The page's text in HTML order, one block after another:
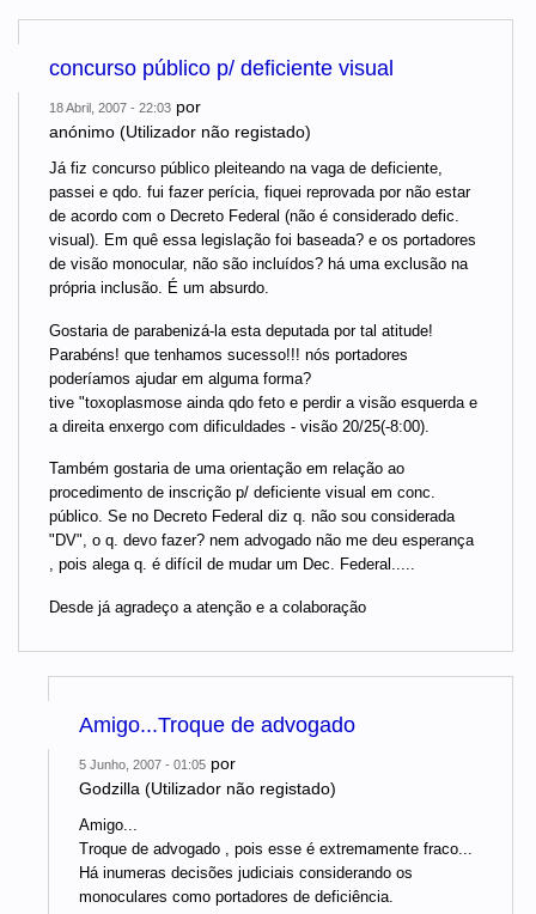
concurso público p/ deficiente visual
18 Abril, 2007 - 22:03 por
anónimo (Utilizador não registado)
Já fiz concurso público pleiteando na vaga de deficiente,
passei e qdo. fui fazer perícia, fiquei reprovada por não estar
de acordo com o Decreto Federal (não é considerado defic.
visual). Em quê essa legislação foi baseada? e os portadores
de visão monocular, não são incluídos? há uma exclusão na
própria inclusão. É um absurdo.
Gostaria de parabenizá-la esta deputada por tal atitude!
Parabéns! que tenhamos sucesso!!! nós portadores
poderíamos ajudar em alguma forma?
tive "toxoplasmose ainda qdo feto e perdir a visão esquerda e
a direita enxergo com dificuldades - visão 20/25(-8:00).
Também gostaria de uma orientação em relação ao
procedimento de inscrição p/ deficiente visual em conc.
público. Se no Decreto Federal diz q. não sou considerada
"DV", o q. devo fazer? nem advogado não me deu esperança
, pois alega q. é difícil de mudar um Dec. Federal.....
Desde já agradeço a atenção e a colaboração
Amigo...Troque de advogado
5 Junho, 2007 - 01:05 por
Godzilla (Utilizador não registado)
Amigo...
Troque de advogado , pois esse é extremamente fraco...
Há inumeras decisões judiciais considerando os
monoculares como portadores de deficiência.